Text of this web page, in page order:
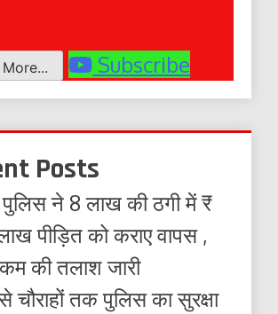
Subscribe
Posts
पुलिस ने 8 लाख की ठगी में ₹
पीड़ित को कराए वापस ,
की तलाश जारी
चौराहों तक पुलिस का सुरक्षा